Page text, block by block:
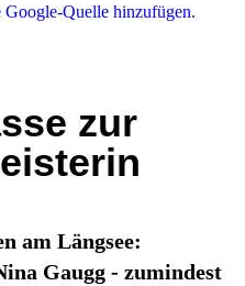
Quelle hinzufügen.
zur
am Längsee:
Gaugg - zumindest